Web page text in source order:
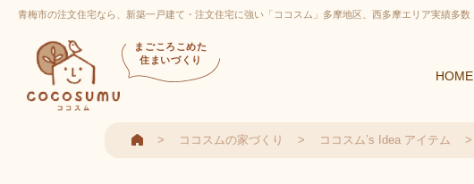
青梅市の注文住宅なら、新築一戸建て・注文住宅に強い「ココスム」多摩地区、西多摩エリア実績多数
まごころこめた
住まいづくり
HOME
ココスムの家づくり ココスム’s Idea アイテム